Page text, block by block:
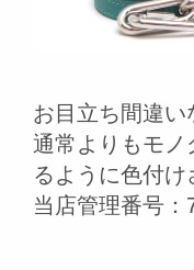
お目立ち間違い
通常よりもモノ
るように色付け
当店管理番号：